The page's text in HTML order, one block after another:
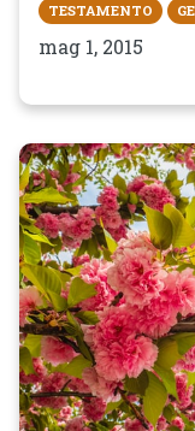
TESTAMENTO
mag 1, 2015